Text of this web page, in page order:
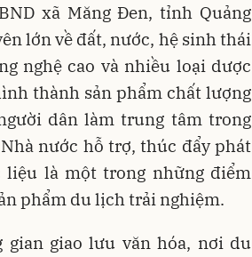
xã Măng Đen, tỉnh Quảng
lớn về đất, nước, hệ sinh thái
nghệ cao và nhiều loại dược
thành sản phẩm chất lượng
dân làm trung tâm trong
nước hỗ trợ, thúc đẩy phát
liệu là một trong những điểm
phẩm du lịch trải nghiệm.
gian giao lưu văn hóa, nơi du